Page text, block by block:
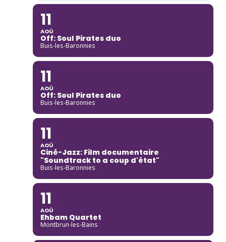
11
AOÛ
Off: Soul Pirates duo
Buis-les-Baronnies
11
AOÛ
Off: Soul Pirates duo
Buis-les-Baronnies
11
AOÛ
Ciné-Jazz: Film documentaire
"Soundtrack to a coup d'état"
Buis-les-Baronnies
11
AOÛ
Ehbam Quartet
Montbrun-les-Bains